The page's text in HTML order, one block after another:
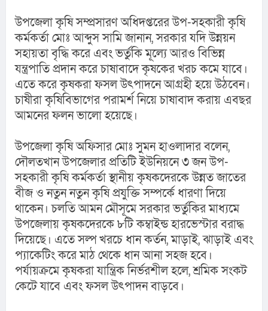
উপজেলা কৃষি সম্প্রসারণ অধিদপ্তরের উপ-সহকারী কৃষি
কর্মকর্তা মোঃ আব্দুস সামি জানান, সরকার যদি উন্নয়ন
সহায়তা বৃদ্ধি করে এবং ভর্তুকি মূল্যে আরও বিভিন্ন
যন্ত্রপাতি প্রদান করে চাষাবাদে কৃষকের খরচ কমে যাবে।
এতে করে কৃষকরা ফসল উৎপাদনে আগ্রহী হয়ে উঠবেন।
চাষীরা কৃষিবিভাগের পরামর্শ নিয়ে চাষাবাদ করায় এবছর
আমনের ফলন ভালো হয়েছে।
উপজেলা কৃষি অফিসার মোঃ সুমন হাওলাদার বলেন,
দৌলতখান উপজেলার প্রতিটি ইউনিয়নে ৩ জন উপ-
সহকারী কৃষি কর্মকর্তা স্থানীয় কৃষকদেরকে উন্নত জাতের
বীজ ও নতুন নতুন কৃষি প্রযুক্তি সম্পর্কে ধারণা দিয়ে
থাকেন। চলতি আমন মৌসূমে সরকার ভর্তুকির মাধ্যমে
উপজেলায় কৃষকদেরকে ৮টি কম্বাইন্ড হারভেস্টার বরাদ্ধ
দিয়েছে। এতে সল্প খরচে ধান কর্তন, মাড়াই, ঝাড়াই এবং
প্যাকেটিং করে মাঠ থেকে ধান আনা সহজ হবে।
পর্যায়ক্রমে কৃষকরা যান্ত্রিক নির্ভরশীল হলে, শ্রমিক সংকট
কেটে যাবে এবং ফসল উৎপাদন বাড়বে।